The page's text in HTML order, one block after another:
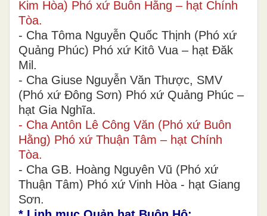
Kim Hòa) Phó xứ Buôn Hằng – hạt Chính
Tòa.
- Cha Tôma Nguyễn Quốc Thịnh (Phó xứ
Quảng Phúc) Phó xứ Kitô Vua – hạt Đăk
Mil.
- Cha Giuse Nguyễn Văn Thược, SMV
(Phó xứ Đông Sơn) Phó xứ Quảng Phúc –
hạt Gia Nghĩa.
- Cha Antôn Lê Công Văn (Phó xứ Buôn
Hằng) Phó xứ Thuận Tâm – hạt Chính
Tòa.
- Cha GB. Hoàng Nguyên Vũ (Phó xứ
Thuận Tâm) Phó xứ Vinh Hòa - hạt Giang
Sơn.